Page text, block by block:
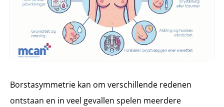
Borstasymmetrie kan om verschillende redenen
ontstaan en in veel gevallen spelen meerdere